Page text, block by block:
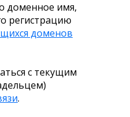
доменное имя,
регистрацию
доменов
с текущим
.